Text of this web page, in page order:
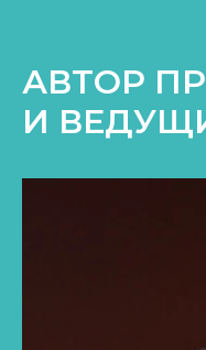
АВТОР
И